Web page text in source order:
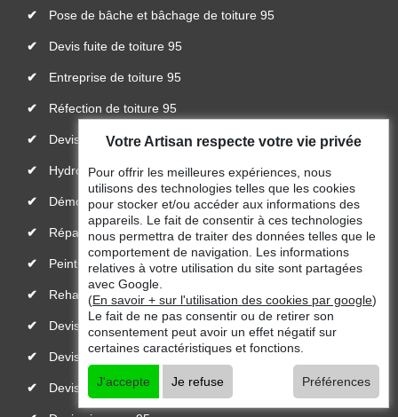
Pose de bâche et bâchage de toiture 95
Devis fuite de toiture 95
Entreprise de toiture 95
Réfection de toiture 95
Devis toiture 95
Hydrofuge toiture 95
Démoussage de toiture 95
Réparateur, installateur de velux 95
Peinture toiture 95
Rehaussement de toiture 95
Devis changement de tuile 95
Devis nettoyage de toiture 95
Devis réparation de toiture 95
Votre Artisan respecte votre vie privée
Pour offrir les meilleures expériences, nous
utilisons des technologies telles que les cookies
pour stocker et/ou accéder aux informations des
appareils. Le fait de consentir à ces technologies
nous permettra de traiter des données telles que le
comportement de navigation. Les informations
relatives à votre utilisation du site sont partagées
avec Google.
(En savoir + sur l'utilisation des cookies par google)
Le fait de ne pas consentir ou de retirer son
consentement peut avoir un effet négatif sur
certaines caractéristiques et fonctions.
J'accepte Je refuse Préférences